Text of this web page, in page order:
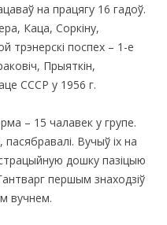
на працягу 16 гадоў.
Каца, Соркіну,
трэнерскі поспех – 1-е
Прыяткін,
СССР у 1956 г.
– 15 чалавек у групе.
пасябравалі. Вучыў іх на
дошку пазіцыю
першым знаходзіў
вучнем.